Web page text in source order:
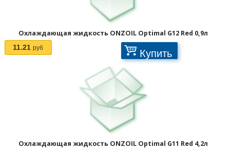
Охлаждающая жидкость ONZOIL Optimal G12 Red 0,9л
11.21 руб Купить
Охлаждающая жидкость ONZOIL Optimal G11 Red 4,2л